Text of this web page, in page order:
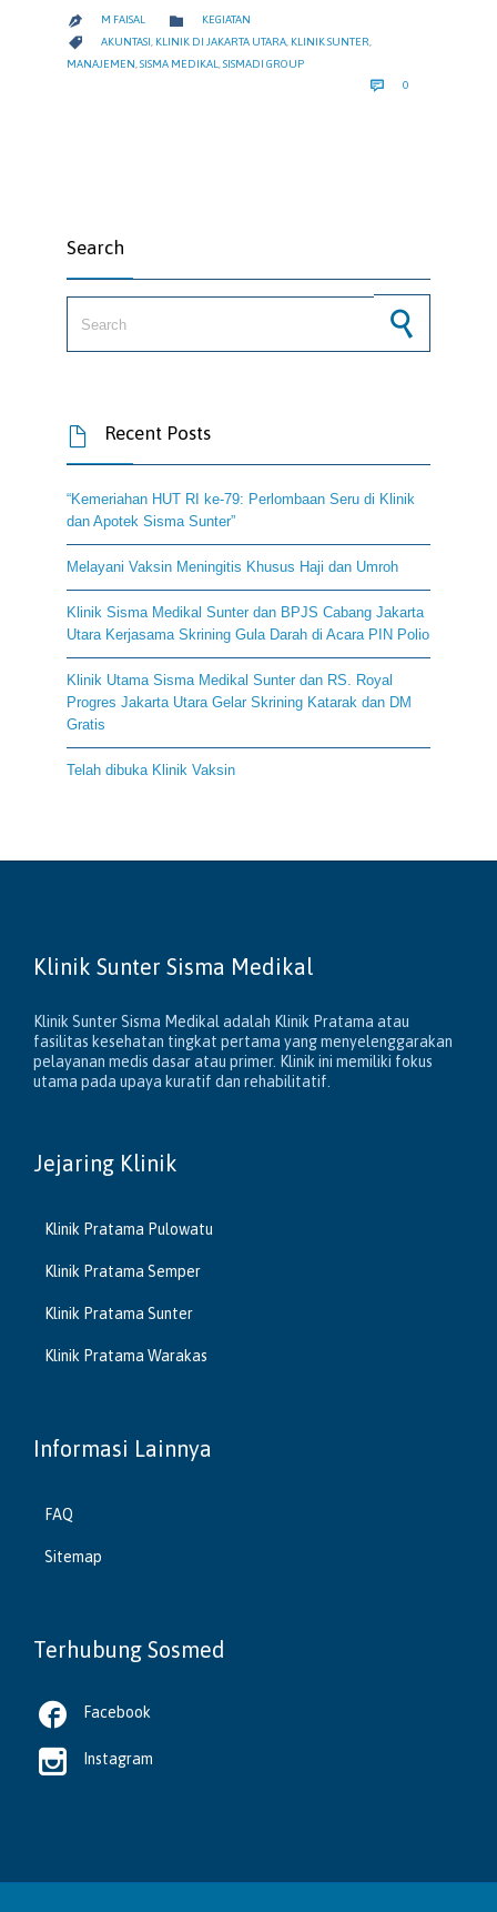
 M FAISAL  CATEGORY
KEGIATAN
 CATEGORY
AKUNTASI , KLINIK DI JAKARTA UTARA, KLINIK SUNTER,
MANAJEMEN SISMA MEDIKAL SISMADI GROUP
 0
Search
 Recent Posts
“Kemeriahan HUT RI ke-79: Perlombaan Seru di Klinik
dan Apotek Sisma Sunter”
Melayani Vaksin Meningitis Khusus Haji dan Umroh
Klinik Sisma Medikal Sunter dan BPJS Cabang Jakarta
Utara Kerjasama Skrining Gula Darah di Acara PIN Polio
Klinik Utama Sisma Medikal Sunter dan RS. Royal
Progres Jakarta Utara Gelar Skrining Katarak dan DM
Gratis
Telah dibuka Klinik Vaksin
Klinik Sunter Sisma Medikal
Klinik Sunter Sisma Medikal adalah Klinik Pratama atau
fasilitas kesehatan tingkat pertama yang menyelenggarakan
pelayanan medis dasar atau primer. Klinik ini memiliki fokus
utama pada upaya kuratif dan rehabilitatif.
Jejaring Klinik
Klinik Pratama Pulowatu
Klinik Pratama Semper
Klinik Pratama Sunter
Klinik Pratama Warakas
Informasi Lainnya
FAQ
Sitemap
Terhubung Sosmed
 Facebook
 Instagram